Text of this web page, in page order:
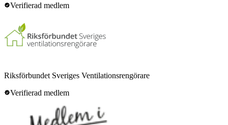
Verifierad medlem
Riksförbundet Sveriges Ventilationsrengörare
Verifierad medlem